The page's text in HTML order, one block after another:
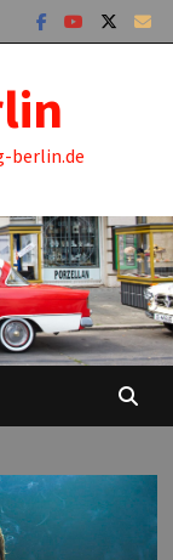
berlin.de